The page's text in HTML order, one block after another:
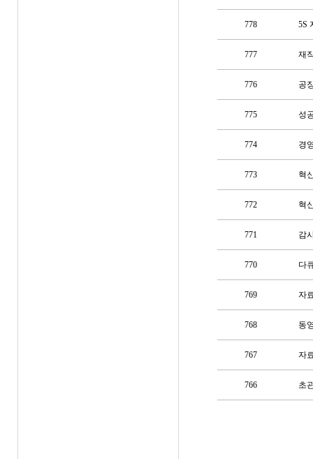
778 5S
777 재
776 공
775 성
774 경
773 혁
772 혁
771 감
770 다
769 자
768 동
767 자
766 초